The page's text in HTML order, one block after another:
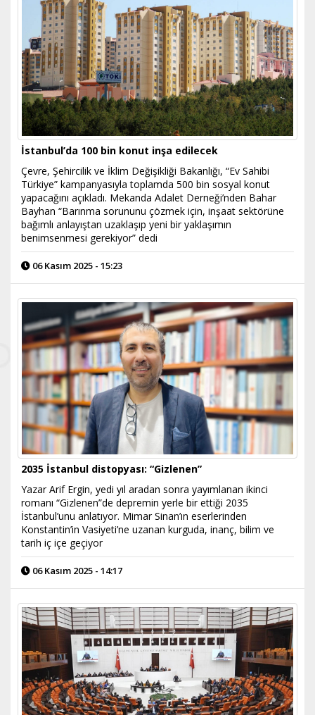
İstanbul’da 100 bin konut inşa edilecek
Çevre, Şehircilik ve İklim Değişikliği Bakanlığı, “Ev Sahibi
Türkiye” kampanyasıyla toplamda 500 bin sosyal konut
yapacağını açıkladı. Mekanda Adalet Derneği’nden Bahar
Bayhan “Barınma sorununu çözmek için, inşaat sektörüne
bağımlı anlayıştan uzaklaşıp yeni bir yaklaşımın
benimsenmesi gerekiyor” dedi
06 Kasım 2025 - 15:23
2035 İstanbul distopyası: “Gizlenen”
Yazar Arif Ergin, yedi yıl aradan sonra yayımlanan ikinci
romanı “Gizlenen”de depremin yerle bir ettiği 2035
İstanbul’unu anlatıyor. Mimar Sinan’ın eserlerinden
Konstantin’in Vasiyeti’ne uzanan kurguda, inanç, bilim ve
tarih iç içe geçiyor
06 Kasım 2025 - 14:17